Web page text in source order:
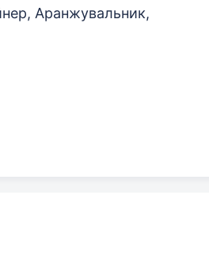
Аранжувальник,